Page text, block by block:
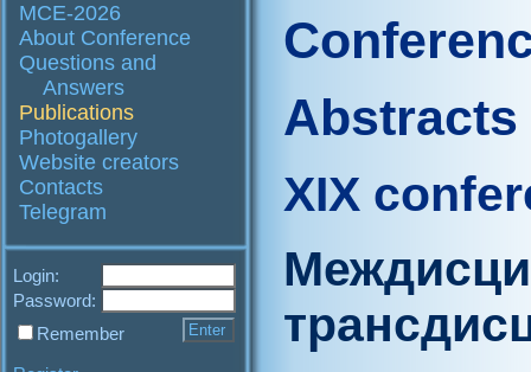
MCE-2026
About Conference
Questions and
Answers
Publications
Photogallery
Website creators
Contacts
Telegram
Login:
Password:
Remember
Abstracts
XIX